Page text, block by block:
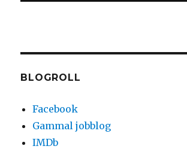
BLOGROLL
Facebook
Gammal jobblog
IMDb